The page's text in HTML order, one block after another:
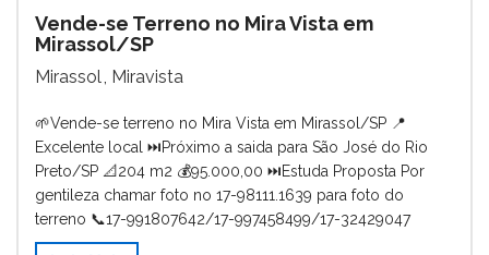
Vende-se Terreno no Mira Vista em
Mirassol/SP
Mirassol, Miravista
🌱Vende-se terreno no Mira Vista em Mirassol/SP 📍
Excelente local ⏭️Próximo a saida para São José do Rio
Preto/SP 📐204 m2 💰95.000,00 ⏭️Estuda Proposta Por
gentileza chamar foto no 17-98111.1639 para foto do
terreno 📞17-991807642/17-997458499/17-32429047